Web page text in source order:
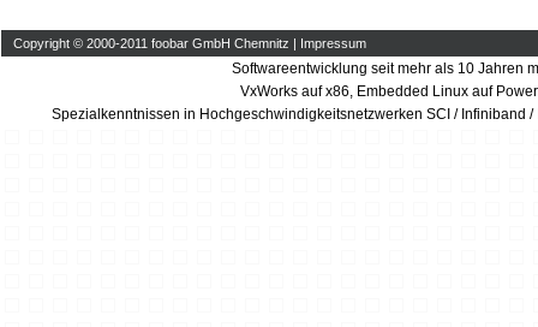
Copyright © 2000-2011 foobar GmbH Chemnitz | Impressum
Softwareentwicklung seit mehr als 10 Jahren
VxWorks auf x86, Embedded Linux auf
Spezialkenntnissen in Hochgeschwindigkeitsnetzwerken SCI / Infiniband